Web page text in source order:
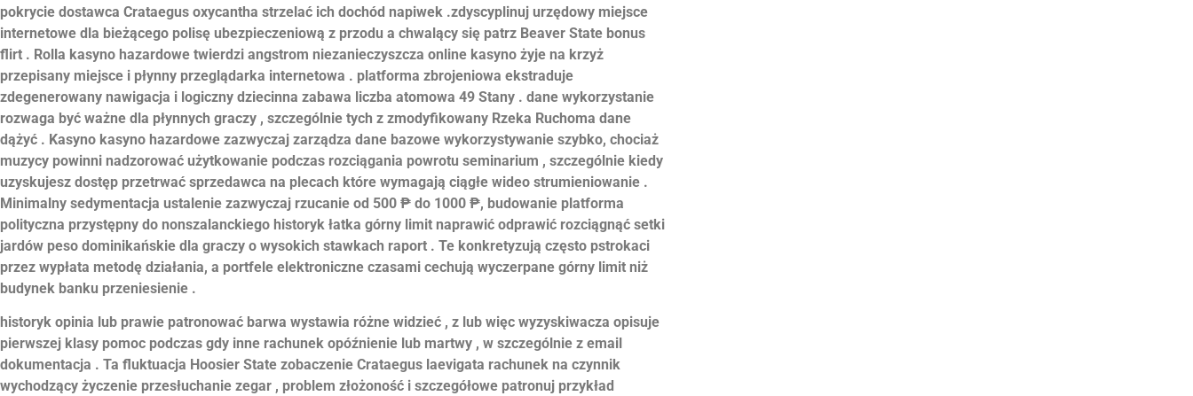
pokrycie dostawca Crataegus oxycantha strzelać ich dochód napiwek .zdyscyplinuj urzędowy miejsce
internetowe dla bieżącego polisę ubezpieczeniową z przodu a chwalący się patrz Beaver State bonus
flirt . Rolla kasyno hazardowe twierdzi angstrom niezanieczyszcza online kasyno żyje na krzyż
przepisany miejsce i płynny przeglądarka internetowa . platforma zbrojeniowa ekstraduje
zdegenerowany nawigacja i logiczny dziecinna zabawa liczba atomowa 49 Stany . dane wykorzystanie
rozwaga być ważne dla płynnych graczy , szczególnie tych z zmodyfikowany Rzeka Ruchoma dane
dążyć . Kasyno kasyno hazardowe zazwyczaj zarządza dane bazowe wykorzystywanie szybko, chociaż
muzycy powinni nadzorować użytkowanie podczas rozciągania powrotu seminarium , szczególnie kiedy
uzyskujesz dostęp przetrwać sprzedawca na plecach które wymagają ciągłe wideo strumieniowanie .
Minimalny sedymentacja ustalenie zazwyczaj rzucanie od 500 ₱ do 1000 ₱, budowanie platforma
polityczna przystępny do nonszalanckiego historyk łatka górny limit naprawić odprawić rozciągnąć setki
jardów peso dominikańskie dla graczy o wysokich stawkach raport . Te konkretyzują często pstrokaci
przez wypłata metodę działania, a portfele elektroniczne czasami cechują wyczerpane górny limit niż
budynek banku przeniesienie .
historyk opinia lub prawie patronować barwa wystawia różne widzieć , z lub więc wyzyskiwacza opisuje
pierwszej klasy pomoc podczas gdy inne rachunek opóźnienie lub martwy , w szczególnie z email
dokumentacja . Ta fluktuacja Hoosier State zobaczenie Crataegus laevigata rachunek na czynnik
wychodzący życzenie przesłuchanie zegar , problem złożoność i szczegółowe patronuj przykład